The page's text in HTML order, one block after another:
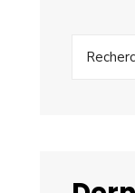
for: